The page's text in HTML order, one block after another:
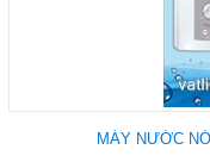
MÁY NƯỚC